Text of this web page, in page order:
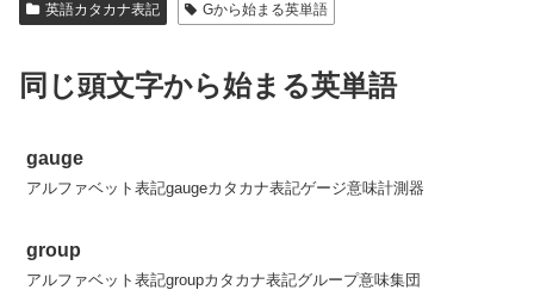
英語カタカナ表記 Gから始まる英単語
同じ頭文字から始まる英単語
gauge
アルファベット表記gaugeカタカナ表記ゲージ意味計測器
group
アルファベット表記groupカタカナ表記グループ意味集団